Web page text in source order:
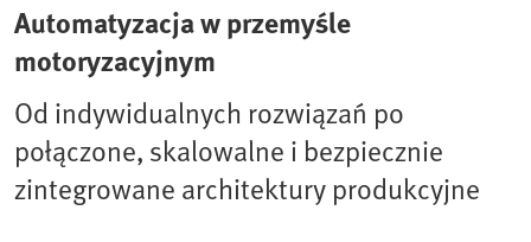
Automatyzacja w przemyśle
motoryzacyjnym
Od indywidualnych rozwiązań po
połączone, skalowalne i bezpiecznie
zintegrowane architektury produkcyjne